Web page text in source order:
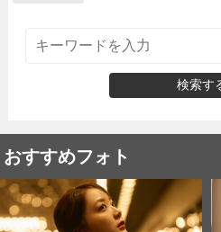
検索す
おすすめフォト